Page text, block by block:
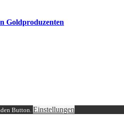
Goldproduzenten
Button. Einstellungen